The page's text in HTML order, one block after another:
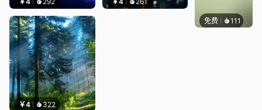
￥4 322
免费 111 木木